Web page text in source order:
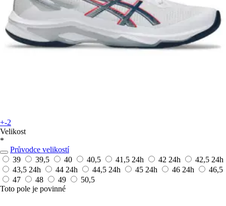
+-2
Velikost
*
Průvodce velikostí
39
39,5 40 40,5 41,5 24h 42 24h 42,5 24h
43,5 24h 44 24h 44,5 24h 45 24h 46 24h
46,5
47
48 49
50,5
Toto pole je povinné